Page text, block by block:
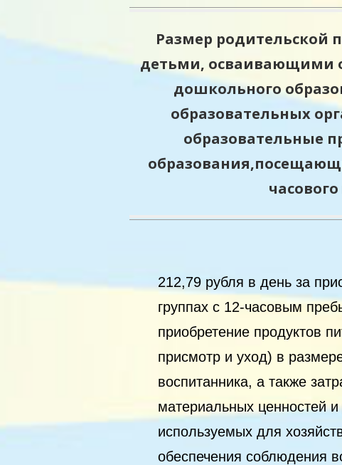
Размер родительской
детьми, осваивающими
дошкольного
образовательных
образовательные
212,79 рубля в день за
группах с 12-часовым
приобретение продуктов
присмотр и уход) в
воспитанника, а также
материальных ценностей
используемых для
обеспечения соблюдения